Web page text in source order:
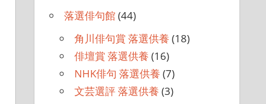
落選俳句館(44)
角川俳句賞 落選供養 (18)
俳壇賞 落選供養 (16)
NHK俳句 落選供養 (7)
文芸選評 落選供養 (3)